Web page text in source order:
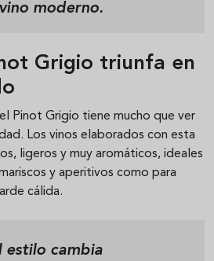
moderno.
Grigio triunfa en
Pinot Grigio tiene mucho que ver
Los vinos elaborados con esta
ligeros y muy aromáticos, ideales
y aperitivos como para
cálida.
estilo cambia